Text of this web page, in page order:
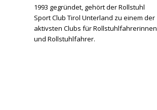
1993 gegründet, gehört der Rollstuhl
Sport Club Tirol Unterland zu einem der
aktivsten Clubs für Rollstuhlfahrerinnen
und Rollstuhlfahrer.